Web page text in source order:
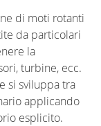
di moti rotanti
da particolari
la
turbine, ecc.
si sviluppa tra
applicando
esplicito.